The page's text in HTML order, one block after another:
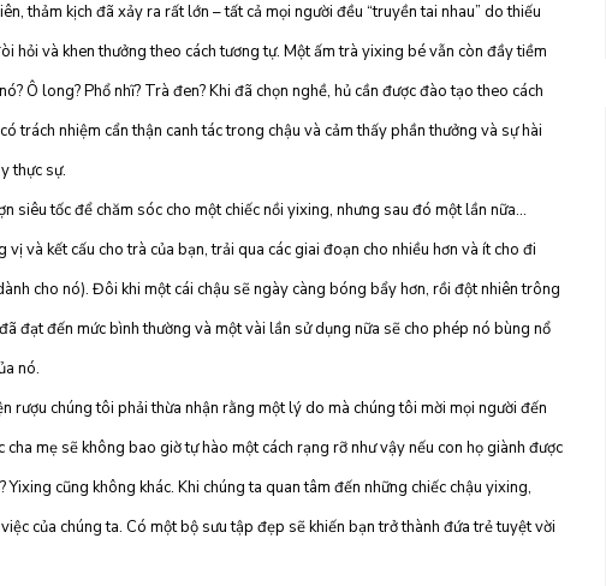
thảm kịch đã xảy ra rất lớn – tất cả mọi người đều “truyền tai nhau” do thiếu
hỏi và khen thưởng theo cách tương tự. Một ấm trà yixing bé vẫn còn đầy tiềm
Ô long? Phổ nhĩ? Trà đen? Khi đã chọn nghề, hủ cần được đào tạo theo cách
trách nhiệm cẩn thận canh tác trong chậu và cảm thấy phần thưởng và sự hài
thực sự.
siêu tốc để chăm sóc cho một chiếc nồi yixing, nhưng sau đó một lần nữa…
và kết cấu cho trà của bạn, trải qua các giai đoạn cho nhiều hơn và ít cho đi
cho nó). Đôi khi một cái chậu sẽ ngày càng bóng bẩy hơn, rồi đột nhiên trông
đạt đến mức bình thường và một vài lần sử dụng nữa sẽ cho phép nó bùng nổ
nó.
rượu chúng tôi phải thừa nhận rằng một lý do mà chúng tôi mời mọi người đến
mẹ sẽ không bao giờ tự hào một cách rạng rỡ như vậy nếu con họ giành được
cũng không khác. Khi chúng ta quan tâm đến những chiếc chậu yixing,
của chúng ta. Có một bộ sưu tập đẹp sẽ khiến bạn trở thành đứa trẻ tuyệt vời